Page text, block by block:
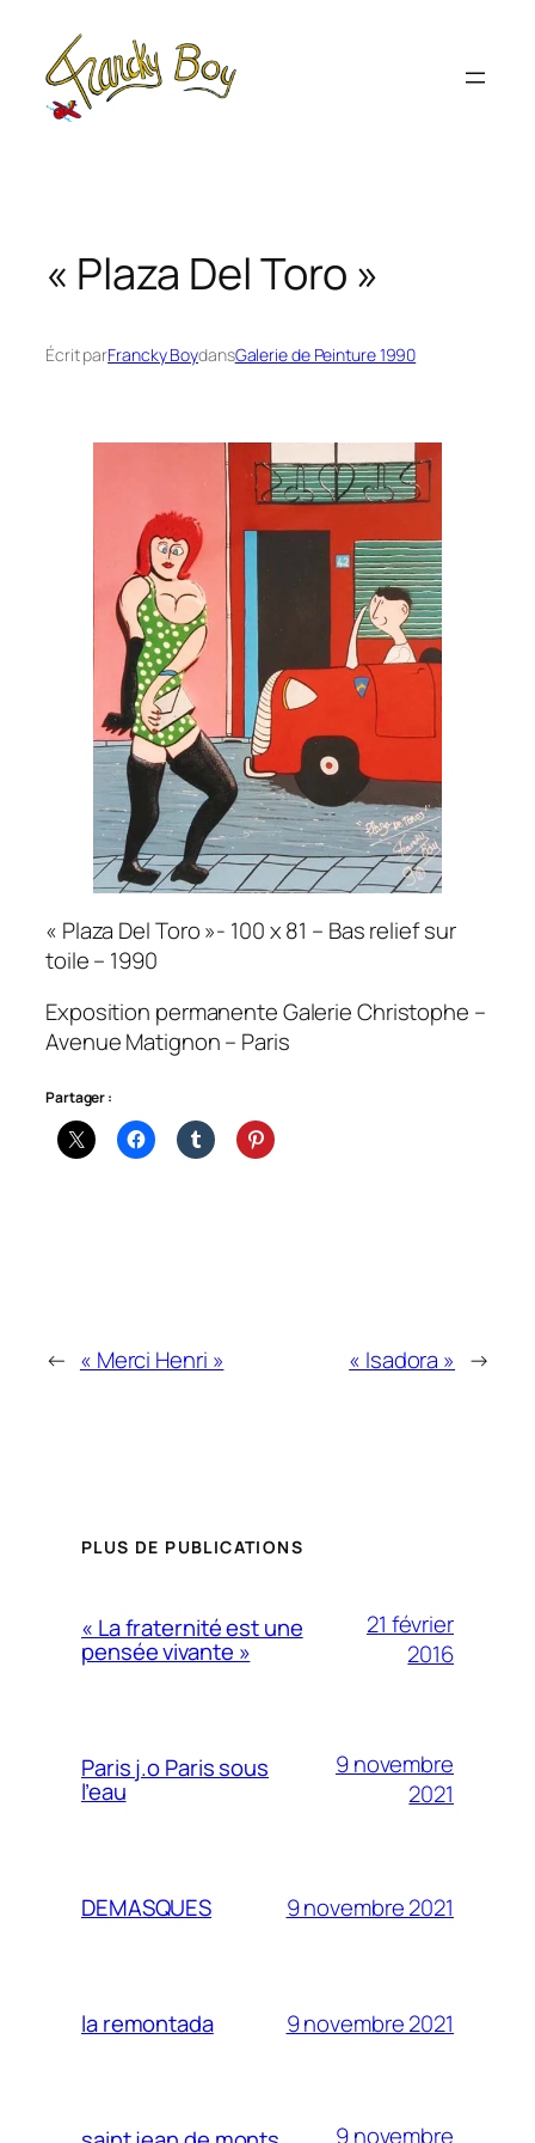
contenu
« Plaza Del Toro »
Écrit parFrancky BoydansGalerie de Peinture 1990
« Plaza Del Toro »- 100 x 81 – Bas relief sur
toile – 1990
Exposition permanente Galerie Christophe –
Avenue Matignon – Paris
Partager :
← « Merci Henri » « Isadora » →
PLUS DE PUBLICATIONS
« La fraternité est une
pensée vivante »
21 février
2016
Paris j.o Paris sous
l’eau
9 novembre
2021
DEMASQUES 9 novembre 2021
la remontada 9 novembre 2021
9 novembre